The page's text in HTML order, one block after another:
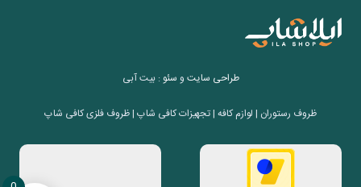
طراحی سایت و سئو: بیت آبی
ظروف رستوران | لوازم کافه | تجهیزات کافی شاپ | ظروف فلزی کافی شاپ